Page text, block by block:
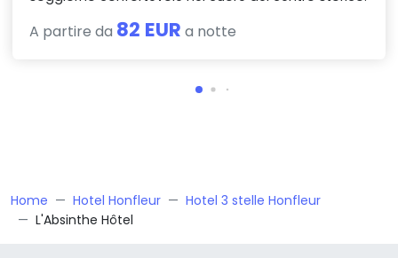
A partire da 82 EUR a notte
Home Hotel Honfleur
Hotel 3 stelle Honfleur
L'Absinthe Hôtel